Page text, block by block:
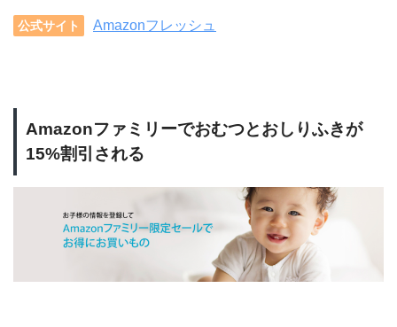
公式サイト Amazonフレッシュ
Amazonファミリーでおむつとおしりふきが
15%割引される